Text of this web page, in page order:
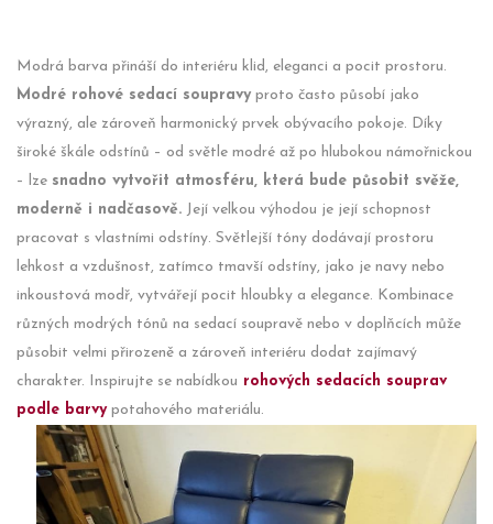
Modrá barva přináší do interiéru klid, eleganci a pocit prostoru.
Modré rohové sedací soupravy proto často působí jako
výrazný, ale zároveň harmonický prvek obývacího pokoje. Díky
široké škále odstínů – od světle modré až po hlubokou námořnickou
– lze snadno vytvořit atmosféru, která bude působit svěže,
moderně i nadčasově. Její velkou výhodou je její schopnost
pracovat s vlastními odstíny. Světlejší tóny dodávají prostoru
lehkost a vzdušnost, zatímco tmavší odstíny, jako je navy nebo
inkoustová modř, vytvářejí pocit hloubky a elegance. Kombinace
různých modrých tónů na sedací soupravě nebo v doplňcích může
působit velmi přirozeně a zároveň interiéru dodat zajímavý
charakter. Inspirujte se nabídkou rohových sedacích souprav
podle barvypotahového materiálu.